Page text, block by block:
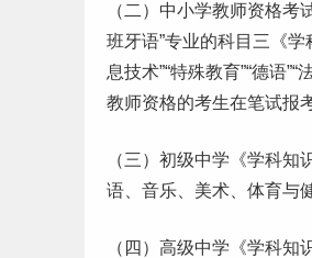
（二）中小学教师资格考
班牙语”专业的科目三《
息技术”“特殊教育”“德语
教师资格的考生在笔试报
（三）初级中学《学科
语、音乐、美术、 体育与
（四）高级中学《学科